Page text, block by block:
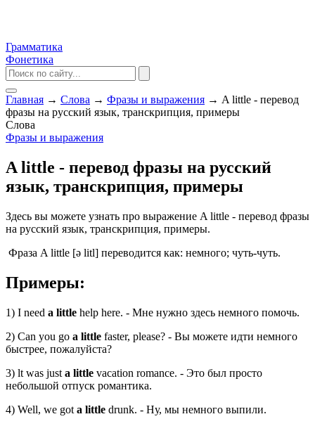
Грамматика
Фонетика
Главная → Слова → Фразы и выражения → A little - перевод
фразы на русский язык, транскрипция, примеры
Слова
Фразы и выражения
A little - перевод фразы на русский
язык, транскрипция, примеры
Здесь вы можете узнать про выражение A little - перевод фразы
на русский язык, транскрипция, примеры.
Фраза A little [ə litl] переводится как: немного; чуть-чуть.
Примеры:
1) I need a little help here. - Мне нужно здесь немного помочь.
2) Can you go a little faster, please? - Вы можете идти немного
быстрее, пожалуйста?
3) lt was just a little vacation romance. - Это был просто
небольшой отпуск романтика.
4) Well, we got a little drunk. - Ну, мы немного выпили.